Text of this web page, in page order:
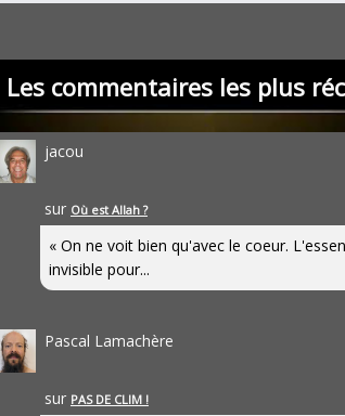
Les commentaires les plus
jacou
sur Où est Allah ?
« On ne voit bien qu'avec le coeur.
invisible pour...
Pascal Lamachère
sur PAS DE CLIM !